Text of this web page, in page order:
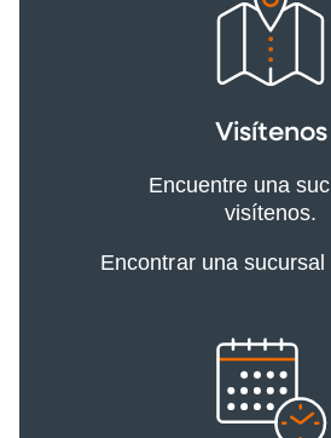
Visítenos
Encuentre una
visítenos.
Encontrar una sucursal